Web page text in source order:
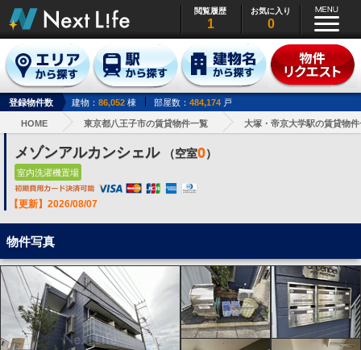
閲覧履歴
1
お気に入り
0
登録物件数 建物： 86,052 棟 部屋数： 484,174 戸
HOME 東京都八王子市の賃貸物件一覧 大塚・帝京大学駅の賃貸物件
メゾンアルカンシェル （空室0）
室内洗濯機置場
【更新】2026/08/07
物件写真